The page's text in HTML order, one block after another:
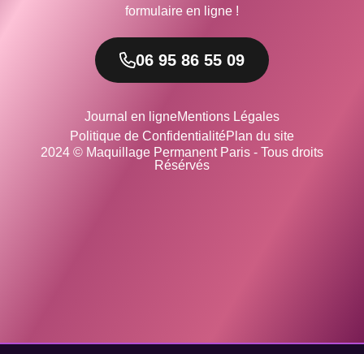
formulaire en ligne !
06 95 86 55 09
Journal en ligneMentions Légales
Politique de ConfidentialitéPlan du site
2024 © Maquillage Permanent Paris - Tous droits
Résérvés